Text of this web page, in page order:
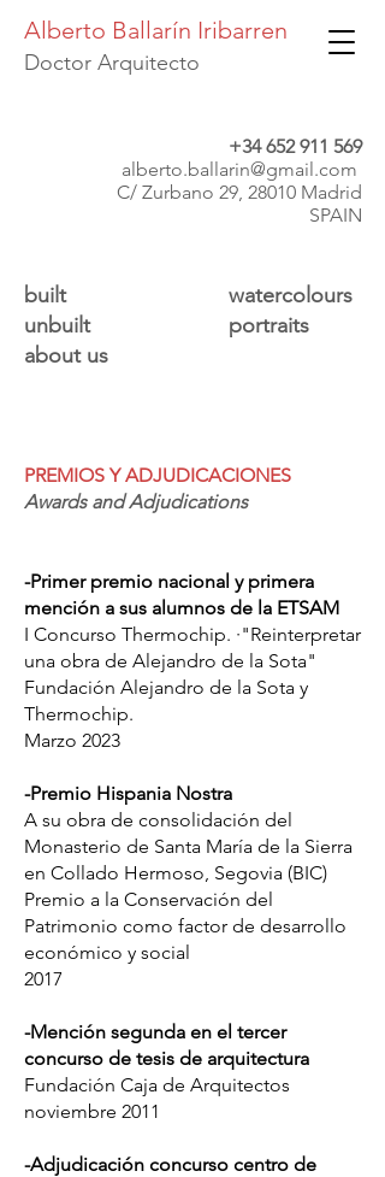
Alberto Ballarín Iribarren
unbuilt
about us
Doctor Arquitecto
built
+34 652 911 569
alberto.ballarin@gmail.com
C/ Zurbano 29, 28010 Madrid
SPAIN
watercolours
portraits
PREMIOS Y ADJUDICACIONES
​Awards and Adjudications
-Primer premio nacional y primera
mención a sus alumnos de la ETSAM
I Concurso Thermochip. ·"Reinterpretar
una obra de Alejandro de la Sota"
Fundación Alejandro de la Sota y
Thermochip.
Marzo 2023
-Premio Hispania Nostra
A su obra de consolidación del
Monasterio de Santa María de la Sierra
en Collado Hermoso, Segovia (BIC)
Premio a la Conservación del
Patrimonio como factor de desarrollo
económico y social
2017
-Mención segunda en el tercer
concurso de tesis de arquitectura
Fundación Caja de Arquitectos
noviembre 2011
-Adjudicación concurso centro de